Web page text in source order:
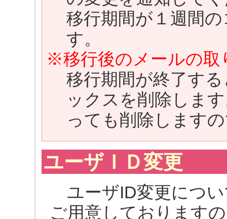
移行期間が１週間
す。
※移行後のメールの取
移行期間が終了す
ックスを削除しま
っても削除します
ユーザＩＤ変更
ユーザID変更につい
ご用意しております